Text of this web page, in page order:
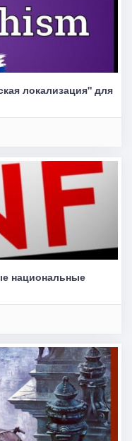
локализация" для
национальные